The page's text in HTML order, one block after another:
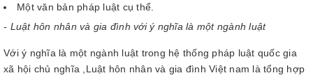
Một văn bản pháp luật cụ thể.
- Luật hôn nhân và gia đình với ý nghĩa là một ngành luật
Với ý nghĩa là một ngành luật trong hệ thống pháp luật quốc gia
xã hội chủ nghĩa ,Luật hôn nhân và gia đình Việt nam là tổng hợp